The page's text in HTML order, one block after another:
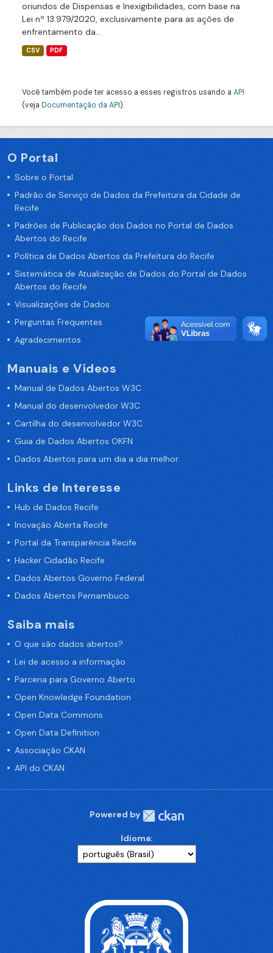
oriundos de Dispensas e Inexigibilidades, com base na
Lei nº 13.979/2020, exclusivamente para as ações de
enfrentamento da...
CSV PDF
Você também pode ter acesso a esses registros usando a API
(veja Documentação da API).
O Portal
Sobre o Portal
Padrão de Serviço de Dados da Prefeitura da Cidade de
Recife
Padrões de Publicação dos Dados no Portal de Dados
Abertos do Recife
Política de Dados Abertos da Prefeitura do Recife
Sistemática de Atualização de Dados do Portal de Dados
Abertos do Recife
Visualizações de Dados
Perguntas Frequentes
Agradecimentos
Manuais e Vídeos
Manual de Dados Abertos W3C
Manual do desenvolvedor W3C
Cartilha do desenvolvedor W3C
Guia de Dados Abertos OKFN
Dados Abertos para um dia a dia melhor
Links de Interesse
Hub de Dados Recife
Inovação Aberta Recife
Portal da Transparência Recife
Hacker Cidadão Recife
Dados Abertos Governo Federal
Dados Abertos Pernambuco
Saiba mais
O que são dados abertos?
Lei de acesso a informação
Parceria para Governo Aberto
Open Knowledge Foundation
Open Data Commons
Open Data Definition
Associação CKAN
API do CKAN
Powered by
Idioma